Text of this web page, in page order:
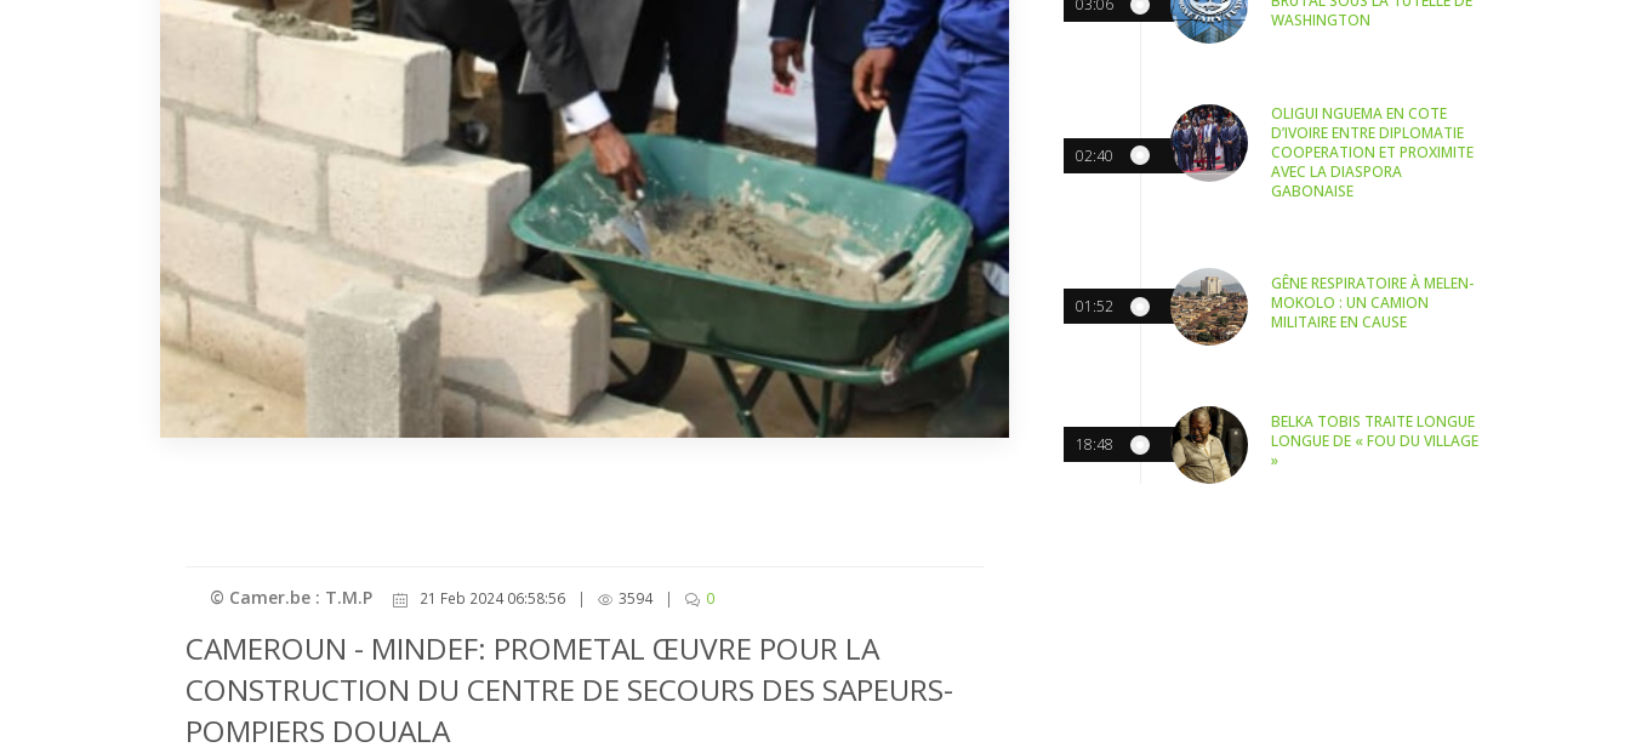
© Camer.be : T.M.P 21 Feb 2024 06:58:56 | 3594 | 0
CAMEROUN - MINDEF: PROMETAL ŒUVRE POUR LA
CONSTRUCTION DU CENTRE DE SECOURS DES SAPEURS-
POMPIERS DOUALA
03:06
WASHINGTON
02:40
OLIGUI NGUEMA EN COTE
D’IVOIRE ENTRE DIPLOMATIE
COOPERATION ET PROXIMITE
AVEC LA DIASPORA
GABONAISE
01:52
GÊNE RESPIRATOIRE À MELEN-
MOKOLO : UN CAMION
MILITAIRE EN CAUSE
18:48
BELKA TOBIS TRAITE LONGUE
LONGUE DE « FOU DU VILLAGE
»